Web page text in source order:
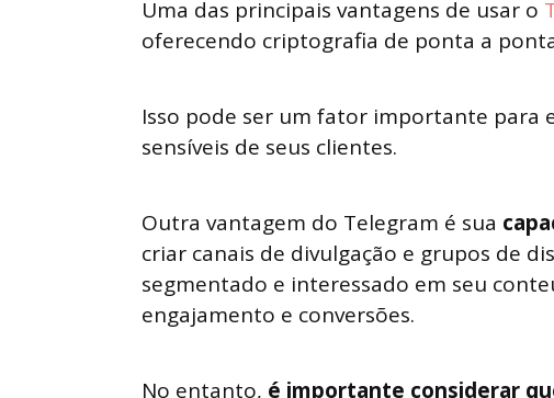
Uma das principais vantagens de usar o
oferecendo criptografia de ponta a
Isso pode ser um fator importante para
sensíveis de seus clientes.
Outra vantagem do Telegram é sua
criar canais de divulgação e grupos de
segmentado e interessado em seu
engajamento e conversões.
No entanto, é importante considerar